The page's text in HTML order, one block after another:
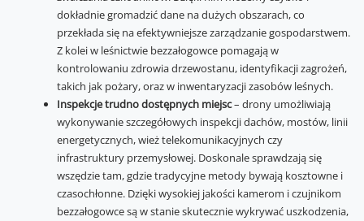
dokładnie gromadzić dane na dużych obszarach, co
przekłada się na efektywniejsze zarządzanie gospodarstwem.
Z kolei w leśnictwie bezzałogowce pomagają w
kontrolowaniu zdrowia drzewostanu, identyfikacji zagrożeń,
takich jak pożary, oraz w inwentaryzacji zasobów leśnych.
Inspekcje trudno dostępnych miejsc– drony umożliwiają
wykonywanie szczegółowych inspekcji dachów, mostów, linii
energetycznych, wież telekomunikacyjnych czy
infrastruktury przemysłowej. Doskonale sprawdzają się
wszędzie tam, gdzie tradycyjne metody bywają kosztowne i
czasochłonne. Dzięki wysokiej jakości kamerom i czujnikom
bezzałogowce są w stanie skutecznie wykrywać uszkodzenia,